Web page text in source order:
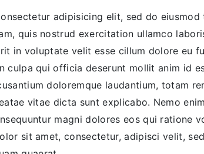
adipisicing elit, sed do
quis nostrud exercitation ullamco
in voluptate velit esse cillum dolore eu
culpa qui officia deserunt mollit anim id
doloremque laudantium, totam
vitae dicta sunt explicabo. Nemo
magni dolores eos qui ratione
sit amet, consectetur, adipisci velit,